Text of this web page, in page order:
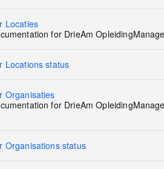
Locaties
for DrieAm
Locations status
Organisaties
for DrieAm
Organisations status